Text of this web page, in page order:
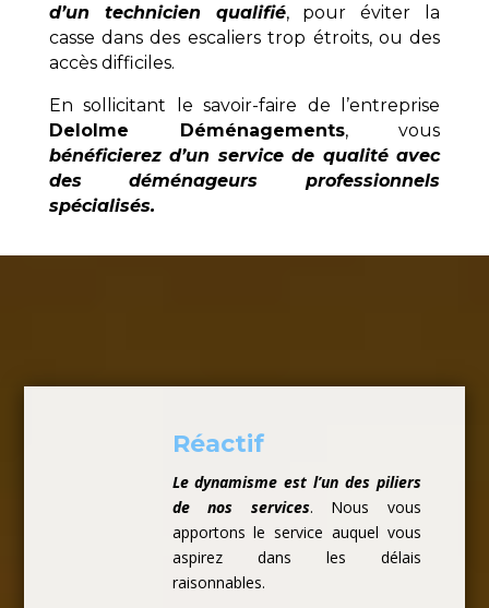
d’un technicien qualifié, pour éviter la
casse dans des escaliers trop étroits, ou des
accès difficiles.
En sollicitant le savoir-faire de l’entreprise
Delolme Déménagements, vous
bénéficierez d’un service de qualité avec
des déménageurs professionnels
spécialisés.
Réactif
Le dynamisme est l’un des piliers
de nos services. Nous vous
apportons le service auquel vous
aspirez dans les délais
raisonnables.